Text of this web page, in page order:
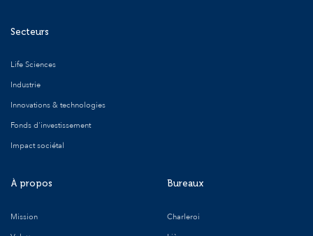
Secteurs
Life Sciences
Industrie
Innovations & technologies
Fonds d'investissement
Impact sociétal
À propos
Mission
Bureaux
Charleroi